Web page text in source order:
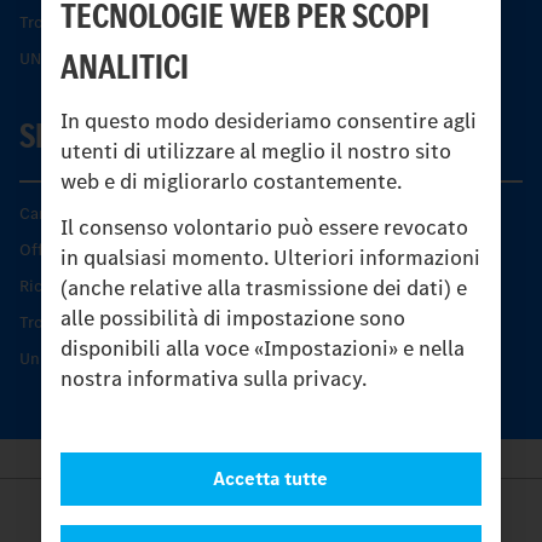
TECNOLOGIE WEB PER SCOPI
ANALITICI
In questo modo desideriamo consentire agli
utenti di utilizzare al meglio il nostro sito
web e di migliorarlo costantemente.
Il consenso volontario può essere revocato
in qualsiasi momento. Ulteriori informazioni
(anche relative alla trasmissione dei dati) e
alle possibilità di impostazione sono
disponibili alla voce «Impostazioni» e nella
nostra informativa sulla privacy.
Accetta tutte
Trovare un partner
UNI-TOUCH®
SERVIZIO
Caratteristiche di prodotto
Offerta di servizio Unimog
Ricambi originali
Trovare un partner
Unimog Service Days
Provider